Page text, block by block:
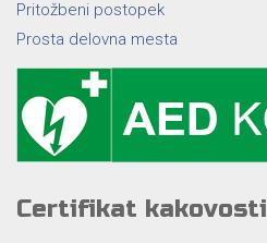
Pritožbeni postopek
Prosta delovna mesta
Certifikat kakovosti